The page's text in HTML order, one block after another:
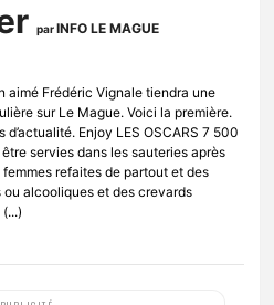
parINFO LE MAGUE
aimé Frédéric Vignale tiendra une
sur Le Mague. Voici la première.
Enjoy LES OSCARS 7 500
servies dans les sauteries après
refaites de partout et des
alcooliques et des crevards